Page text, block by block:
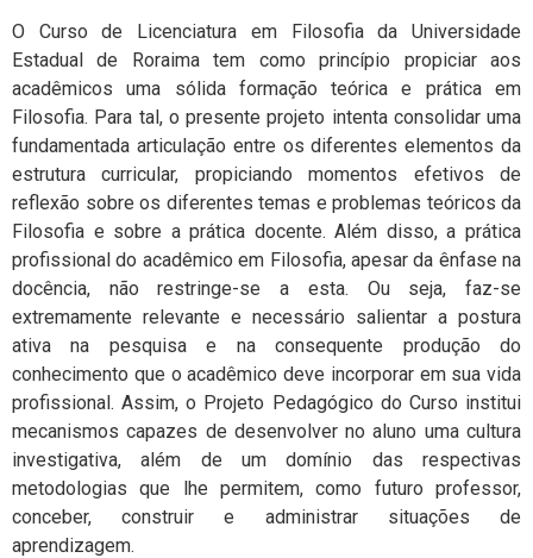
O Curso de Licenciatura em Filosofia da Universidade
Estadual de Roraima tem como princípio propiciar aos
acadêmicos uma sólida formação teórica e prática em
Filosofia. Para tal, o presente projeto intenta consolidar uma
fundamentada articulação entre os diferentes elementos da
estrutura curricular, propiciando momentos efetivos de
reflexão sobre os diferentes temas e problemas teóricos da
Filosofia e sobre a prática docente. Além disso, a prática
profissional do acadêmico em Filosofia, apesar da ênfase na
docência, não restringe-se a esta. Ou seja, faz-se
extremamente relevante e necessário salientar a postura
ativa na pesquisa e na consequente produção do
conhecimento que o acadêmico deve incorporar em sua vida
profissional. Assim, o Projeto Pedagógico do Curso institui
mecanismos capazes de desenvolver no aluno uma cultura
investigativa, além de um domínio das respectivas
metodologias que lhe permitem, como futuro professor,
conceber, construir e administrar situações de
aprendizagem.